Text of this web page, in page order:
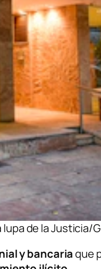
de la Justicia/
y bancaria que